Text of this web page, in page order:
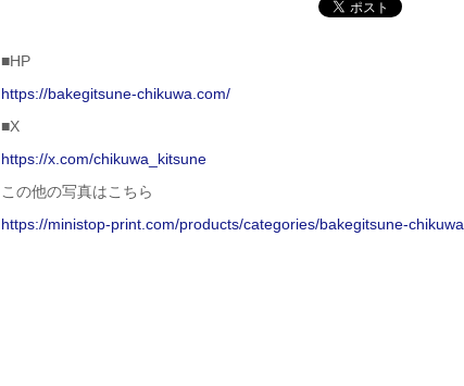
■HP
https://bakegitsune-chikuwa.com/
■X
https://x.com/chikuwa_kitsune
この他の写真はこちら
https://ministop-print.com/products/categories/bakegitsune-chikuwa